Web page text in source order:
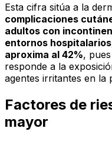
Esta cifra sitúa a la
complicaciones
adultos con
entornos
aproxima al 42%,
responde a la
agentes irritantes en la
Factores de
mayor